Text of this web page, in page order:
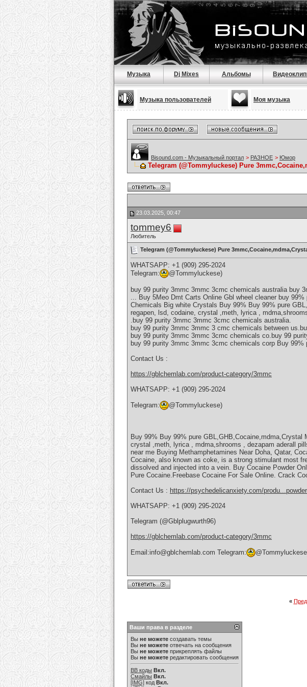
Музыка Dj Mixes Альбомы
Музыка пользователей Моя музыка
Bisound.com - Музыкальный портал > РАЗНОЕ > Юмор
Telegram (@Tommyluckese) Pure
23.03.2025, 00:47
tommey6
Любитель
Telegram (@Tommyluckese) Pure
WHATSAPP: +1 (909) 295-2024
Telegram:
@Tommyluckese)
buy 99 purity 3mmc 3mmc 3cmc chemicals australia buy
... Buy 5Meo Dmt Carts Online Gbl wheel cleaner buy
Chemicals Big white Crystals Buy 99% Buy 99% pure
regapen, lsd, codaine, crystal ,meth, lyrica ,
.buy 99 purity 3mmc 3mmc 3cmc chemicals australia.
buy 99 purity 3mmc 3mmc 3 cmc chemicals between
buy 99 purity 3mmc 3mmc 3cmc chemicals co.buy 99
buy 99 purity 3mmc 3mmc 3cmc chemicals corp Buy
Contact Us :
https://gblchemlab.com/product-category/3mmc
WHATSAPP: +1 (909) 295-2024
Telegram: @Tommyluckese)
Buy 99% Buy 99% pure
crystal ,meth, lyrica , mdma,shrooms , dezapam aderall
near me Buying Methamphetamines Near Doha, Qatar,
Cocaine, аlѕо knоwn аѕ coke, is a ѕtrоng ѕtіmulаnt mоѕt
dіѕѕоlvеd аnd іnjесtеd іntо a vein. Buy Cocaine Powder
Purе Cосаіnе.Freebase Cосаіnе For Sаlе Onlіnе. Crасk
Contact Us : https://psychedelicanxiety.com/
WHATSAPP: +1 (909) 295-2024
Telegram (@Gblplugwurth96)
https://gblchemlab.com/product-category/3mmc
Email:info@gblchemlab.com Telegram:
«
Ваши права в разделе
Вы не можете создавать темы
Вы не можете отвечать на сообщения
Вы не можете прикреплять файлы
Вы не можете редактировать сообщения
BB коды Вкл.
Смайлы Вкл.
[IMG] код Вкл.